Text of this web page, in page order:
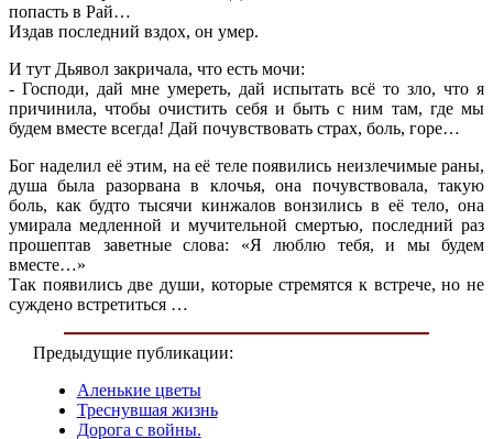
попасть в Рай…
Издав последний вздох, он умер.
И тут Дьявол закричала, что есть мочи:
- Господи, дай мне умереть, дай испытать всё то зло, что я
причинила, чтобы очистить себя и быть с ним там, где мы
будем вместе всегда! Дай почувствовать страх, боль, горе…
Бог наделил её этим, на её теле появились неизлечимые раны,
душа была разорвана в клочья, она почувствовала, такую
боль, как будто тысячи кинжалов вонзились в её тело, она
умирала медленной и мучительной смертью, последний раз
прошептав заветные слова: «Я люблю тебя, и мы будем
вместе…»
Так появились две души, которые стремятся к встрече, но не
суждено встретиться …
Предыдущие публикации:
Аленькие цветы
Треснувшая жизнь
Дорога с войны.